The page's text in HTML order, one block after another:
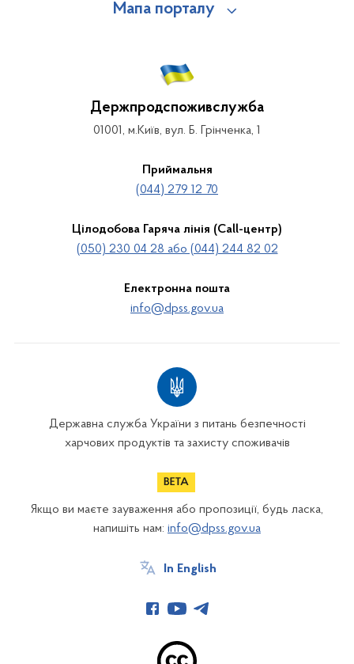
Мапа порталу
Держпродспоживслужба
01001, м.Київ, вул. Б. Грінченка, 1
Приймальня
(044) 279 12 70
Цілодобова Гаряча лінія (Call-центр)
(050) 230 04 28 або (044) 244 82 02
Електронна пошта
info@dpss.gov.ua
Державна служба України з питань безпечності
харчових продуктів та захисту споживачів
Якщо ви маєте зауваження або пропозиції, будь ласка,
напишіть нам: info@dpss.gov.ua
In English